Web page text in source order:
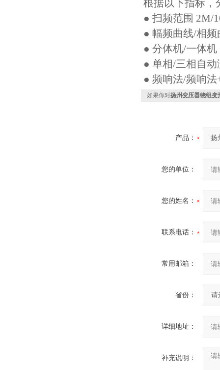
根据以下指标，
● 扫频范围 2M/
● 幅频曲线/相频
● 分体机/一体机
● 单相/三相自动
● 频响法/频响
如果你对扬州变压器绕组变
产品：
您的单位：
您的姓名：
联系电话：
常用邮箱：
省份：
详细地址：
补充说明：